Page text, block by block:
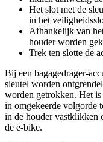
Het slot met de
in het
Afhankelijk van
houder worden
Trek ten slotte de
Bij een bagagedrager-
sleutel worden
worden getrokken. Het
in omgekeerde volgorde
in de houder vastklikken
de e-bike.